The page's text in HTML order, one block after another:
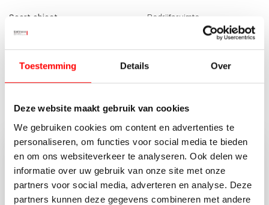
Toestemming Details Over
Deze website maakt gebruik van cookies
We gebruiken cookies om content en advertenties te
personaliseren, om functies voor social media te bieden
en om ons websiteverkeer te analyseren. Ook delen we
informatie over uw gebruik van onze site met onze
partners voor social media, adverteren en analyse. Deze
partners kunnen deze gegevens combineren met andere
Soort object
Bedrijfsruimte
Status
Vragen of opmerkingen?
Neem vrijblijvend contact op met Jeroen van
der Wal.